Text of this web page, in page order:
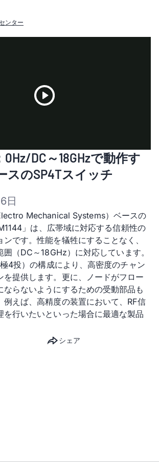
ンター
Video
0Hz/DC～18GHzで動作す
スのSP4Tスイッチ
日
Mechanical Systems）ベースの
」は、広帯域に対応する信頼性の
です。性能を犠牲にすることなく、
囲（DC～18GHz）に対応しています。
4投）の構成により、高密度のチャン
を提供します。更に、ノードがフロー
ならないようにするための受動部品も
例えば、高精度の装置において、RF信
を行いたいといった場合に最適な製品
シェア